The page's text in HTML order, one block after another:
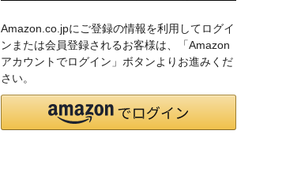
Amazon.co.jpにご登録の情報を利用してログイ
ンまたは会員登録されるお客様は、「Amazon
アカウントでログイン」ボタンよりお進みくだ
さい。